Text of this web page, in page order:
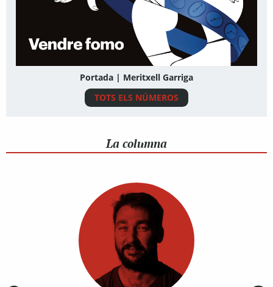
Portada | Meritxell Garriga
TOTS ELS NÚMEROS
La columna